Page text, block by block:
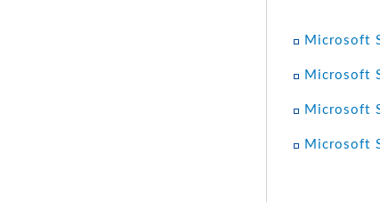
Microsoft
Microsoft
Microsoft
Microsoft